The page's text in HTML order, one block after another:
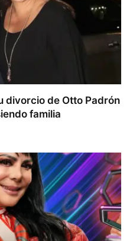
divorcio de Otto Padrón
familia